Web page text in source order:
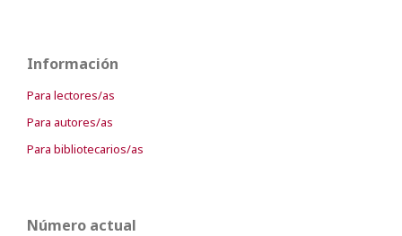
Información
Para lectores/as
Para autores/as
Para bibliotecarios/as
Número actual